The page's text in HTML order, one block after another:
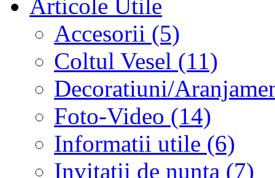
Articole Utile
Accesorii (5)
Coltul Vesel (11)
Decoratiuni/
Foto-Video (14)
Informatii utile (6)
Invitatii de nunta (7)